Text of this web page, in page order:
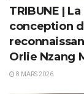
TRIBUNE |
conception
Orlie Nzang
8 MARS 2026